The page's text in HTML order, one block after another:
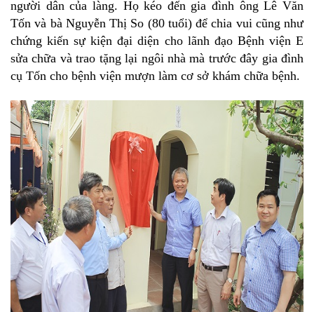
người dân của làng. Họ kéo đến gia đình ông Lê Văn
Tốn và bà Nguyễn Thị So (80 tuổi) để chia vui cũng như
chứng kiến sự kiện đại diện cho lãnh đạo Bệnh viện E
sửa chữa và trao tặng lại ngôi nhà mà trước đây gia đình
cụ Tốn cho bệnh viện mượn làm cơ sở khám chữa bệnh.